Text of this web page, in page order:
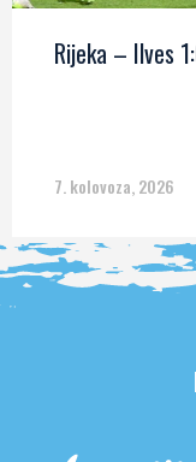
Rijeka – Ilves
7. kolovoza, 2026